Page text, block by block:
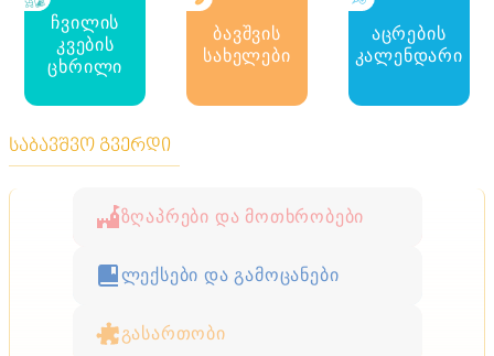
ჩვილის
კვების
ცხრილი
ბავშვის
სახელები
აცრების
კალენდარი
საბავშვო გვერდი
ზღაპრები და მოთხრობები
ლექსები და გამოცანები
გასართობი